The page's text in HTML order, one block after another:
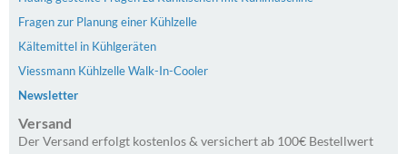
Fragen zur Planung einer Kühlzelle
Kältemittel in Kühlgeräten
Viessmann Kühlzelle Walk-In-Cooler
Newsletter
Versand
Der Versand erfolgt kostenlos & versichert ab 100€ Bestellwert